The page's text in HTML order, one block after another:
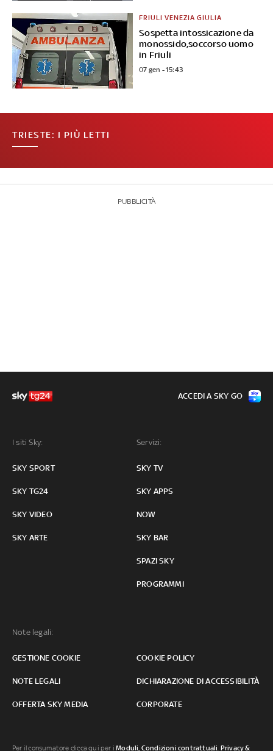
Sospetta intossicazione da
monossido,soccorso uomo
in Friuli
FRIULI VENEZIA GIULIA
07 gen - 15:43
TRIESTE: I PIÙ LETTI
PUBBLICITÀ
I siti Sky:
SKY SPORT
SKY TG24
SKY VIDEO
SKY ARTE
Servizi:
SKY TV
SKY APPS
NOW
SKY BAR
SPAZI SKY
PROGRAMMI
Note legali:
GESTIONE COOKIE COOKIE POLICY
NOTE LEGALI DICHIARAZIONE DI ACCESSIBILITÀ
OFFERTA SKY MEDIA CORPORATE
ACCEDI A SKY GO
Per il consumatore clicca qui per iModuli, Condizioni contrattuali, Privacy &